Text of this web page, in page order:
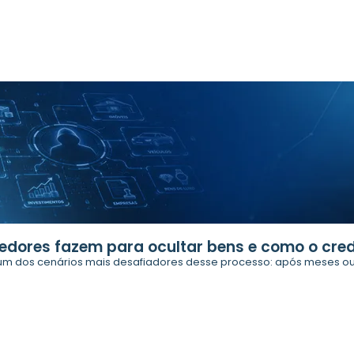
fazem para ocultar bens e como o
dos cenários mais desafiadores desse processo: após meses